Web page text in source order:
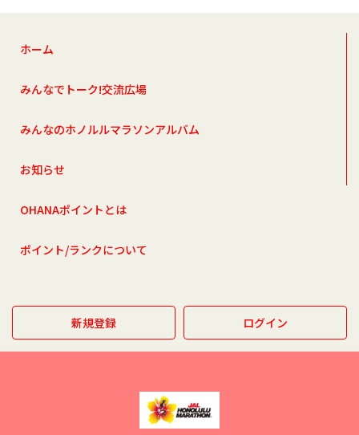
ホーム
みんなでトーク!交流広場
みんなのホノルルマラソンアルバム
お知らせ
OHANAポイントとは
ポイント/ランクについて
新規登録 ログイン